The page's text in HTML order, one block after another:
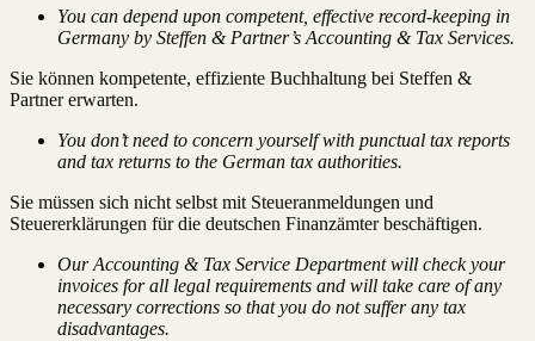
You can depend upon competent, effective record-keeping in
Germany by Steffen & Partner’s Accounting & Tax Services.
Sie können kompetente, effiziente Buchhaltung bei Steffen &
Partner erwarten.
You don’t need to concern yourself with punctual tax reports
and tax returns to the German tax authorities.
Sie müssen sich nicht selbst mit Steueranmeldungen und
Steuererklärungen für die deutschen Finanzämter beschäftigen.
Our Accounting & Tax Service Department will check your
invoices for all legal requirements and will take care of any
necessary corrections so that you do not suffer any tax
disadvantages.